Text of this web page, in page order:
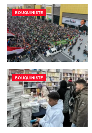
BOUQUINISTE
BOUQUINISTE